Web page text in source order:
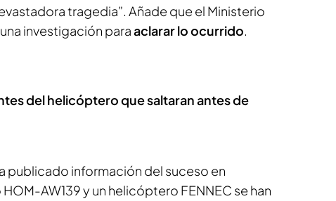
tragedia”. Añade que el Ministerio
investigación paraaclarar lo ocurrido.
del helicóptero que saltaran antes de
publicado información del suceso en
AW139 y un helicóptero FENNEC se han